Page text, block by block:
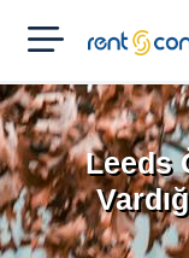
RENT'N
CONNECT
Leeds